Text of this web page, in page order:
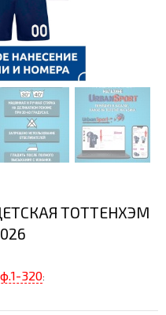
ТОТТЕНХЭМ
320: